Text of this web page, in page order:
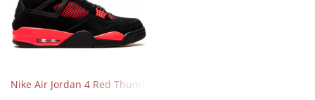
Nike Air Jordan 4 Red Thunder